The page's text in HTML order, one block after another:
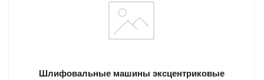
Шлифовальные машины эксцентриковые